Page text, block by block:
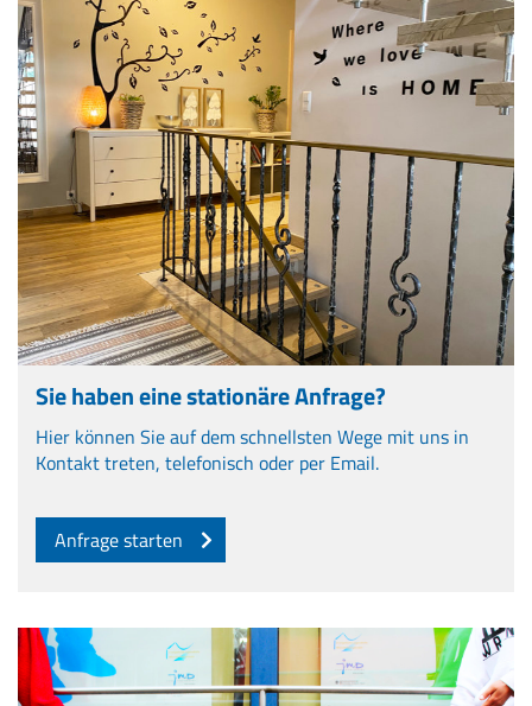
Sie haben eine stationäre Anfrage?
Hier können Sie auf dem schnellsten Wege mit uns in
Kontakt treten, telefonisch oder per Email.
Anfrage starten